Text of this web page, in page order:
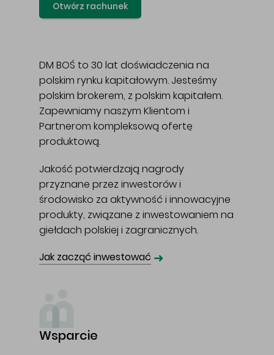
Otwórz rachunek
DM BOŚ to 30 lat doświadczenia na
polskim rynku kapitałowym. Jesteśmy
polskim brokerem, z polskim kapitałem.
Zapewniamy naszym Klientom i
Partnerom kompleksową ofertę
produktową.
Jakość potwierdzają nagrody
przyznane przez inwestorów i
środowisko za aktywność i innowacyjne
produkty, związane z inwestowaniem na
giełdach polskiej i zagranicznych.
Jak zacząć inwestować ➜
Wsparcie